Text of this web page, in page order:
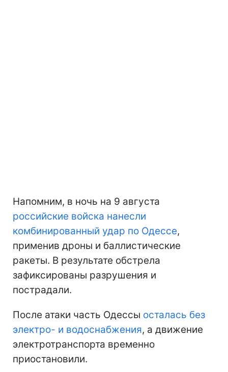
Напомним, в ночь на 9 августа
российские войска нанесли
комбинированный удар по Одессе,
применив дроны и баллистические
ракеты. В результате обстрела
зафиксированы разрушения и
пострадали.
После атаки часть Одессы осталась без
электро- и водоснабжения, а движение
электротранспорта временно
приостановили.